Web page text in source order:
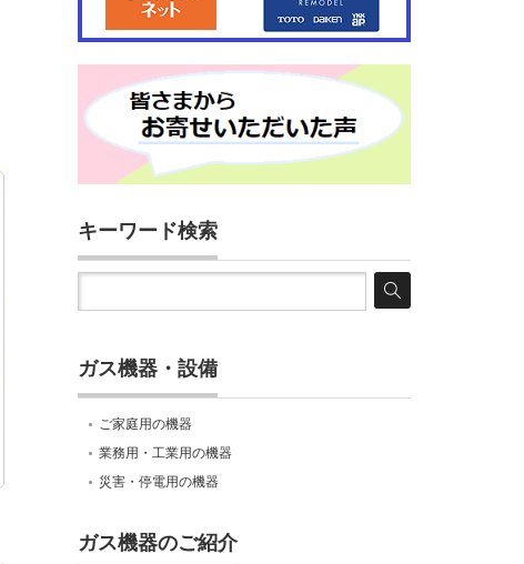
キーワード検索
ガス機器・設備
ご家庭用の機器
業務用・工業用の機器
災害・停電用の機器
ガス機器のご紹介